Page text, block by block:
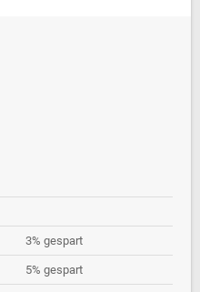
3% gespart
5% gespart